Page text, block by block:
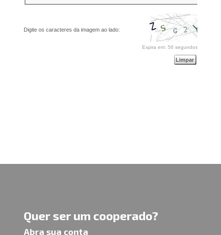
Quer ser um cooperado?
Abra sua conta